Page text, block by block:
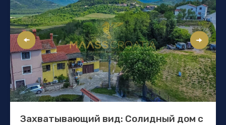
Захватывающий вид: Солидный дом с